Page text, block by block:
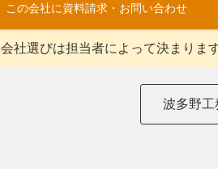
この会社に資料請求・お問い合わせ
会社選びは担当者によって決まりま
波多野工